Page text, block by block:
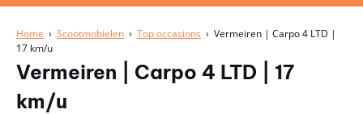
Home › Scootmobielen › Top occasions › Vermeiren | Carpo 4 LTD |
17 km/u
Vermeiren | Carpo 4 LTD | 17
km/u